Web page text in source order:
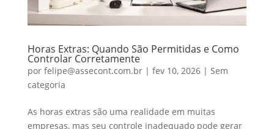
Horas Extras: Quando São Permitidas e Como
Controlar Corretamente
por felipe@assecont.com.br| fev 10, 2026| Sem
categoria
As horas extras são uma realidade em muitas
empresas, mas seu controle inadequado pode gerar